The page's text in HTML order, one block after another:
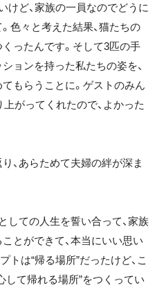
けど、家族の一員なのでどうに
色々と考えた結果、猫たちの
ったんです。そして3匹の手
ョンを持った私たちの姿を、
もらうことに。ゲストのみん
上がってくれたので、よかった
、あらためて夫婦の絆が深ま
しての人生を誓い合って、家族
とができて、本当にいい思い
トは“帰る場所”だったけど、こ
して帰れる場所”をつくってい